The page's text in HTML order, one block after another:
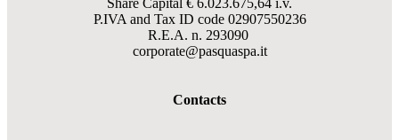
P.IVA and Tax ID code 02907550236
R.E.A. n. 293090
corporate@pasquaspa.it
Contacts